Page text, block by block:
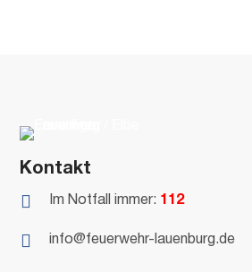
Kontakt
 Im Notfall immer: 112
 info@feuerwehr-lauenburg.de